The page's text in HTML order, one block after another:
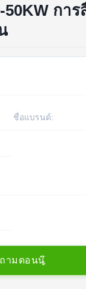
50KW กา
ชื่อแบรนด์:
ถาม ตอนน